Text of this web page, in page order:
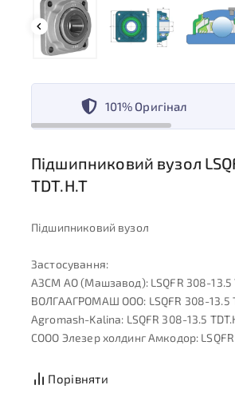
101% Оригінал
Підшипниковий вузол
TDT.H.T
Підшипниковий вузол
Застосування:
АЗСМ АО (Машзавод): LSQFR 308-13.5
ВОЛГААГРОМАШ ООО: LSQFR 308-13.5
Agromash-Kalina: LSQFR 308-13.5
СООО Элезер холдинг Амкодор: LSQFR
Порівняти